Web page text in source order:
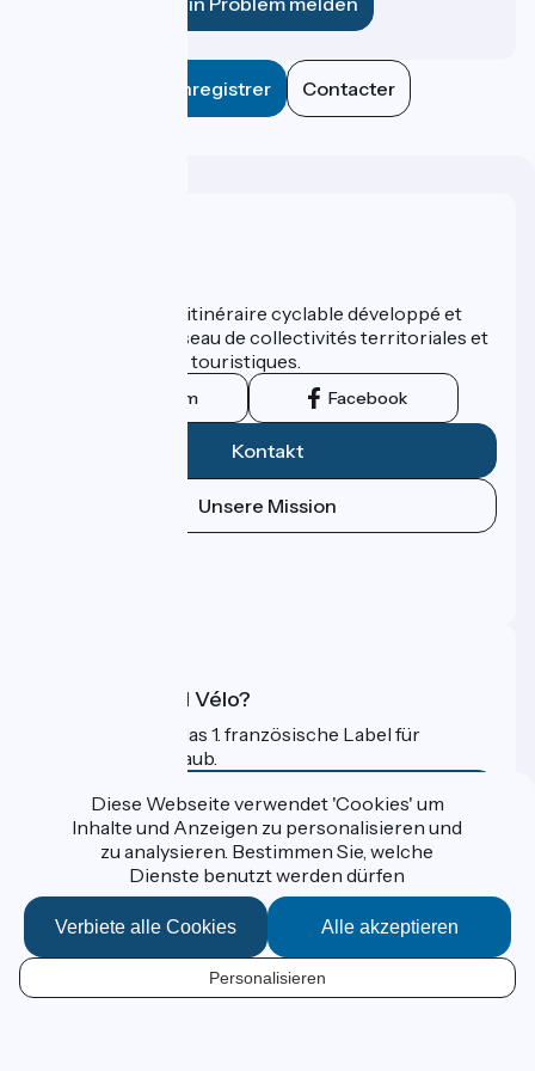
DE
Enregistrer Contacter
ViaRhôna est un itinéraire cyclable développé et
promu par un réseau de collectivités territoriales et
leurs institutions touristiques.
Instagram Facebook
Kontakt
Unsere Mission
Was ist Accueil Vélo?
Accueil Vélo ist das 1. französische Label für
Radfahrer im Urlaub.
Mehr erfahren
Gefördert im Rahmen von Destination France
Données personnelles
Espace Presse
Diese Webseite verwendet 'Cookies' um
Inhalte und Anzeigen zu personalisieren und
zu analysieren. Bestimmen Sie, welche
Dienste benutzt werden dürfen
Alle akzeptieren
Verbiete alle Cookies
Personalisieren